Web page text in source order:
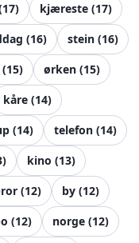
17) kjæreste (17)
(16) stein (16)
(15) ørken (15)
kåre (14)
(14) telefon (14)
) kino (13)
(12) by (12)
(12) norge (12)